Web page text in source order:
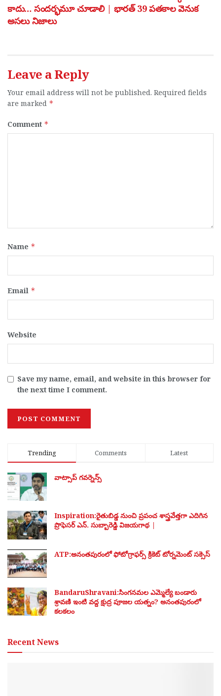
కాదు… సందర్భమూ చూడాలి | భారత్ 39 పతకాల వెనుక
అసలు నిజాలు
Leave a Reply
Your email address will not be published. Required fields
are marked *
Comment *
Name *
Email *
Website
Save my name, email, and website in this browser for
the next time I comment.
Trending Comments Latest
వాట్సాప్ గవర్నెన్స్
Inspiration:రైతుబిడ్డ నుంచి ప్రపంచ శాస్త్రవేత్తగా ఎదిగిన
ప్రొఫెసర్ ఎన్. సుబ్బారెడ్డి విజయగాథ |
ATP:అనంతపురంలో ఫోటోగ్రాఫర్స్ క్రికెట్ టోర్నమెంట్ సక్సెస్
BandaruShravani:సింగనమల ఎమ్మెల్యే బండారు
శ్రావణి ఇంటి వద్ద క్షుద్ర పూజల యత్నం? అనంతపురంలో
కలకలం
Recent News